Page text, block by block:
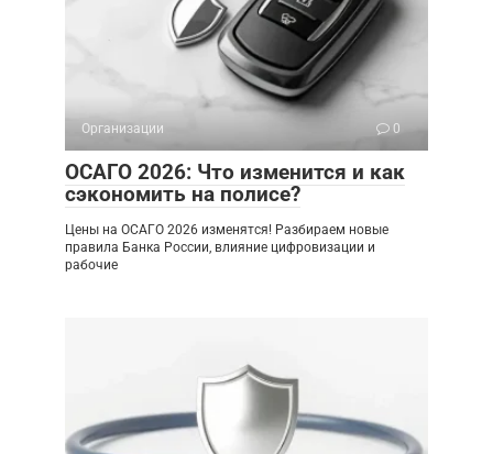
Организации 0
ОСАГО 2026: Что изменится и как
сэкономить на полисе?
Цены на ОСАГО 2026 изменятся! Разбираем новые
правила Банка России, влияние цифровизации и
рабочие